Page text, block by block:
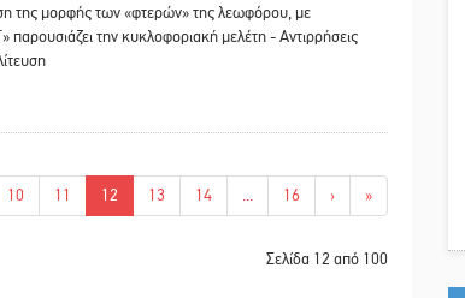
της μορφής των «φτερών» της λεωφόρου, με
παρουσιάζει την κυκλοφοριακή μελέτη - Αντιρρήσεις
10 11 12 13 14 ... 16 › »
Σελίδα 12 από 100